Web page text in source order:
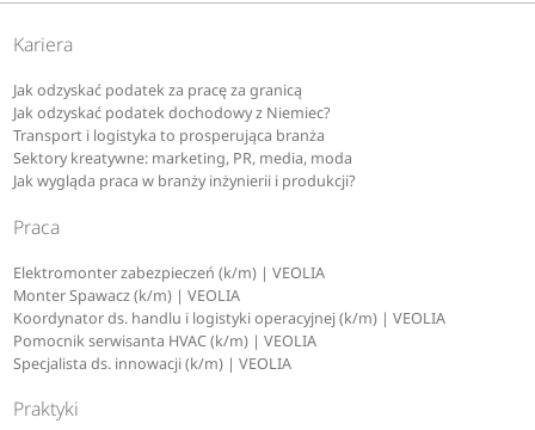
Kariera
Jak odzyskać podatek za pracę za granicą
Jak odzyskać podatek dochodowy z Niemiec?
Transport i logistyka to prosperująca branża
Sektory kreatywne: marketing, PR, media, moda
Jak wygląda praca w branży inżynierii i produkcji?
Praca
Elektromonter zabezpieczeń (k/m) | VEOLIA
Monter Spawacz (k/m) | VEOLIA
Koordynator ds. handlu i logistyki operacyjnej (k/m) | VEOLIA
Pomocnik serwisanta HVAC (k/m) | VEOLIA
Specjalista ds. innowacji (k/m) | VEOLIA
Praktyki